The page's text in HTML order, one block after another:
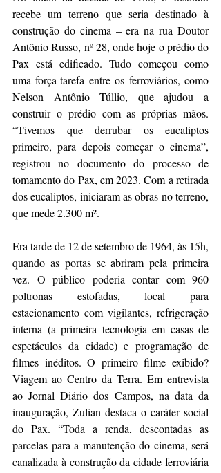
recebe um terreno que seria destinado à
construção do cinema – era na rua Doutor
Antônio Russo, nº 28, onde hoje o prédio do
Pax está edificado. Tudo começou como
uma força-tarefa entre os ferroviários, como
Nelson Antônio Túllio, que ajudou a
construir o prédio com as próprias mãos.
“Tivemos que derrubar os eucaliptos
primeiro, para depois começar o cinema”,
registrou no documento do processo de
tomamento do Pax, em 2023. Com a retirada
dos eucaliptos, iniciaram as obras no terreno,
que mede 2.300 m².
Era tarde de 12 de setembro de 1964, às 15h,
quando as portas se abriram pela primeira
vez. O público poderia contar com 960
poltronas estofadas, local para
estacionamento com vigilantes, refrigeração
interna (a primeira tecnologia em casas de
espetáculos da cidade) e programação de
filmes inéditos. O primeiro filme exibido?
Viagem ao Centro da Terra. Em entrevista
ao Jornal Diário dos Campos, na data da
inauguração, Zulian destaca o caráter social
do Pax. “Toda a renda, descontadas as
parcelas para a manutenção do cinema, será
canalizada à construção da cidade ferroviária